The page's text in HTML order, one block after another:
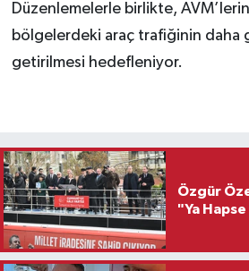
Düzenlemelerle birlikte,
bölgelerdeki araç trafiğinin daha
getirilmesi hedefleniyor.
Özgür
"Ya